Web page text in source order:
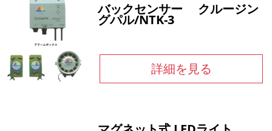
バックセンサー クルージン
グパル/NTK-3
詳細を見る